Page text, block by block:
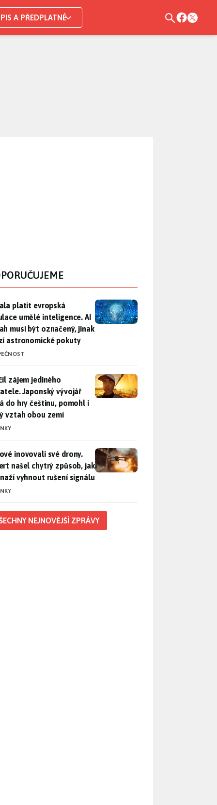
A PŘEDPLATNÉ
platit evropská regulace umělé inteligence. AI obsah
platit evropská
umělé inteligence. AI
musí být označený, jinak
astronomické pokuty
zájem jediného uživatele. Japonský vývojář přidá do hry
zájem jediného
Japonský vývojář
do hry češtinu, pomohl i
vztah obou zemí
inovovali své drony. Expert našel chytrý způsob, jak se
inovovali své drony.
našel chytrý způsob, jak
vyhnout rušení signálu
NEJNOVĚJŠÍ ZPRÁVY